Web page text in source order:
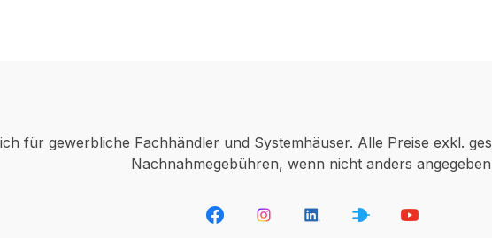
für gewerbliche Fachhändler und Systemhäuser. Alle Preise exkl.
Nachnahmegebühren, wenn nicht anders